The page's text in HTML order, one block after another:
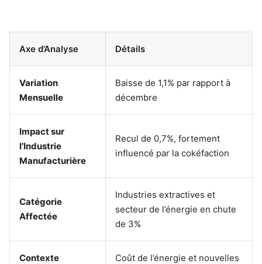
Axe d’Analyse Détails
Variation
Mensuelle
Baisse de 1,1% par rapport à
décembre
Impact sur
l’Industrie
Manufacturière
Recul de 0,7%, fortement
influencé par la cokéfaction
Catégorie
Affectée
Industries extractives et
secteur de l’énergie en chute
de 3%
Contexte
Coût de l’énergie et nouvelles